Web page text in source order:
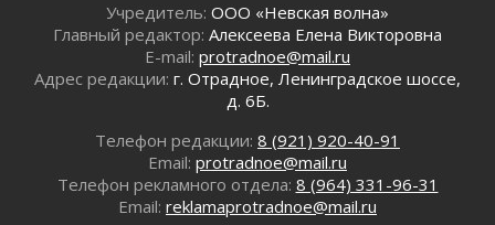
Болезнь девственниц и вампиров
01 августа 2026
Безмолвный крик о помощи
В музей всей семьёй
01 августа 2026
Без заявлений и очередей
01 августа 2026
Учредитель: ООО «Невская волна»
Главный редактор: Алексеева Елена Викторовна
E-mail: protradnoe@mail.ru
Адрес редакции: г. Отрадное, Ленинградское шоссе,
д. 6Б.
Телефон редакции: 8 (921) 920-40-91
Email: protradnoe@mail.ru
Телефон рекламного отдела: 8 (964) 331-96-31
Email: reklamaprotradnoe@mail.ru